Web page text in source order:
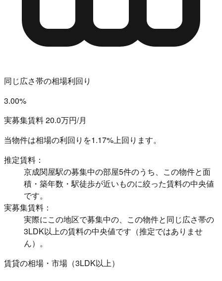
同じ広さ帯の相場利回り
3.00%
実募集賃料 20.0万円/月
当物件は相場の利回りを1.17%上回ります。
推定賃料：
京成関屋駅の募集中の部屋5件のうち、この物件と面
積・築年数・駅徒歩が近いものに絞った賃料の中央値
です。
実募集賃料：
実際にこの地区で募集中の、この物件と同じ広さ帯の
3LDK以上の賃料の中央値です（推定ではありませ
ん）。
賃貸の相場・市場（3LDK以上）